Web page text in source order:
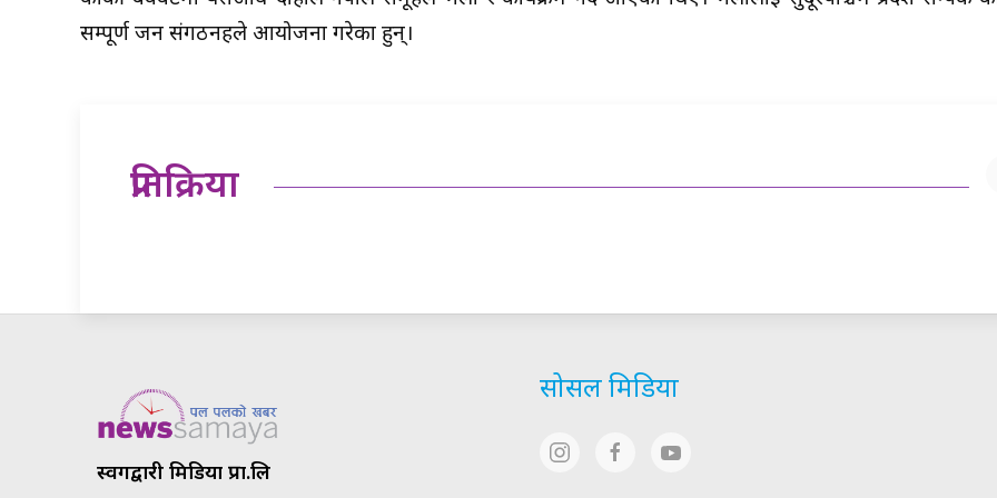
सम्पूर्ण जन संगठनहरुले आयोजना गरेका हुन्।
प्रतिक्रिया
स्वर्गद्वारी मिडिया प्रा.लि
सोसल मिडिया